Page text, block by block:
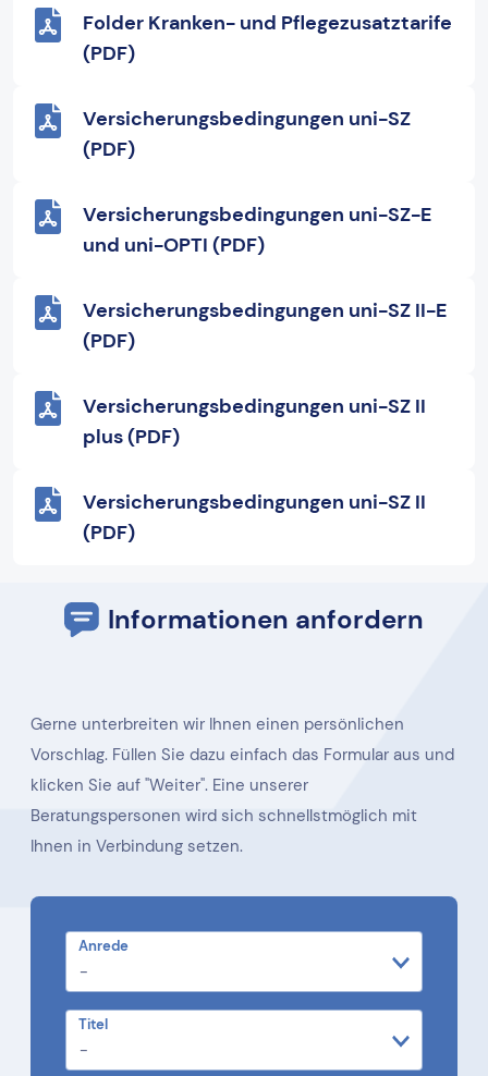
Folder Kranken- und Pflegezusatztarife
(PDF)
Versicherungsbedingungen uni-SZ
(PDF)
Versicherungsbedingungen uni-SZ-E
und uni-OPTI (PDF)
Versicherungsbedingungen uni-SZ II-E
(PDF)
Versicherungsbedingungen uni-SZ II
plus (PDF)
Versicherungsbedingungen uni-SZ II
(PDF)
Informationen anfordern
Gerne unterbreiten wir Ihnen einen persönlichen
Vorschlag. Füllen Sie dazu einfach das Formular aus und
klicken Sie auf "Weiter". Eine unserer
Beratungspersonen wird sich schnellstmöglich mit
Ihnen in Verbindung setzen.
Anrede
Titel